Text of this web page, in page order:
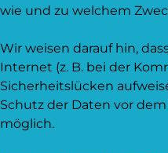
wie und zu welchem
Wir weisen darauf hin,
Internet (z. B. bei der
Sicherheitslücken
Schutz der Daten vor
möglich.